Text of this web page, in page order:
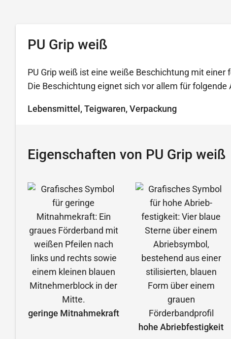
PU Grip weiß
PU Grip weiß ist eine weiße Beschichtung mit einer
Die Beschichtung eignet sich vor allem für folgende
Lebensmittel, Teigwaren, Verpackung
Eigenschaften von PU Grip weiß
geringe Mitnahmekraft
hohe Abrieb­festigkeit